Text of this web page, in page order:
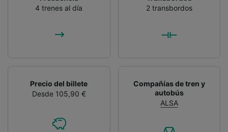
4 trenes al día
2 transbordos
Precio del billete
Desde 105,90 €
Compañías de tren y
autobús
ALSA